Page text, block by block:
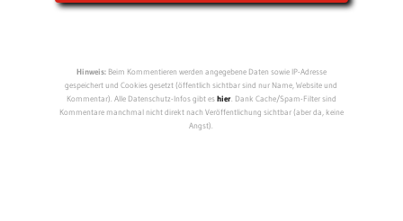
Hinweis:Beim Kommentieren werden angegebene Daten sowie IP-Adresse
gespeichert und Cookies gesetzt (öffentlich sichtbar sind nur Name, Website und
Kommentar). Alle Datenschutz-Infos gibt eshier. Dank Cache/Spam-Filter sind
Kommentare manchmal nicht direkt nach Veröffentlichung sichtbar (aber da, keine
Angst).